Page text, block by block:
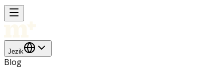
Jezik
Blog